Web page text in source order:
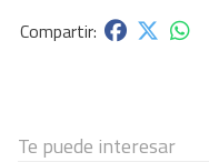
Te puede interesar